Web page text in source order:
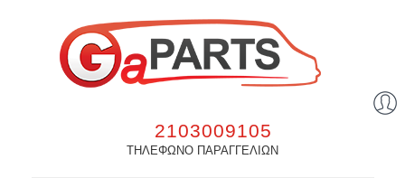
2103009105
ΤΗΛΕΦΩΝΟ ΠΑΡΑΓΓΕΛΙΩΝ